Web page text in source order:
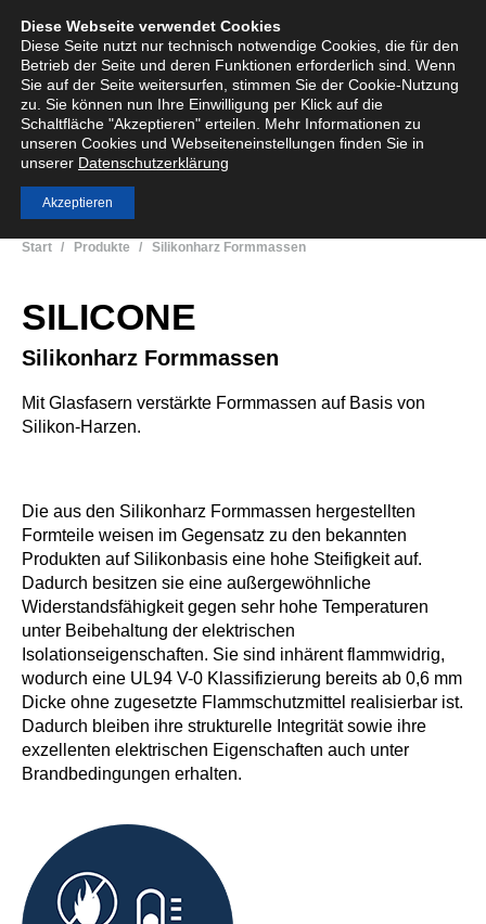
English Deutsch
Duroplastische Formmassen
Innovative, individualisierte Kunststoffe
Sie befinden sich hier:
Start Produkte Silikonharz Formmassen
SILICONE
Silikonharz Formmassen
Mit Glasfasern verstärkte Formmassen auf Basis von
Silikon-Harzen.
Die aus den Silikonharz Formmassen hergestellten
Formteile weisen im Gegensatz zu den bekannten
Produkten auf Silikonbasis eine hohe Steifigkeit auf.
Dadurch besitzen sie eine außergewöhnliche
Widerstandsfähigkeit gegen sehr hohe Temperaturen
unter Beibehaltung der elektrischen
Isolationseigenschaften. Sie sind inhärent flammwidrig,
wodurch eine UL94 V-0 Klassifizierung bereits ab 0,6 mm
Dicke ohne zugesetzte Flammschutzmittel realisierbar ist.
Dadurch bleiben ihre strukturelle Integrität sowie ihre
exzellenten elektrischen Eigenschaften auch unter
Brandbedingungen erhalten.
Diese Webseite verwendet Cookies
Diese Seite nutzt nur technisch notwendige Cookies, die für den
Betrieb der Seite und deren Funktionen erforderlich sind. Wenn
Sie auf der Seite weitersurfen, stimmen Sie der Cookie-Nutzung
zu. Sie können nun Ihre Einwilligung per Klick auf die
Schaltfläche "Akzeptieren" erteilen. Mehr Informationen zu
unseren Cookies und Webseiteneinstellungen finden Sie in
unserer Datenschutzerklärung
Akzeptieren